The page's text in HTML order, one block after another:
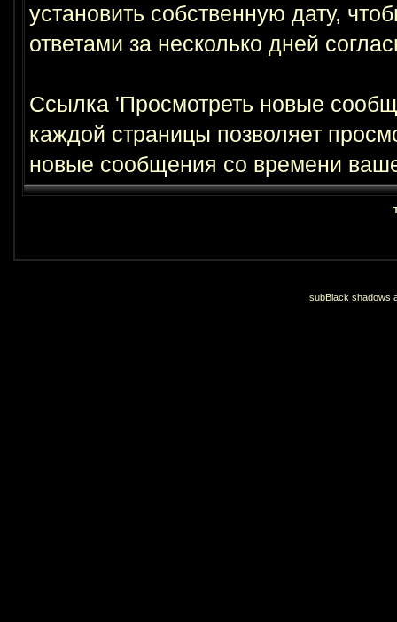
установить собственную дату,
ответами за несколько дней
Ссылка 'Просмотреть новые
каждой страницы позволяет
новые сообщения со времени
subBlack shadows